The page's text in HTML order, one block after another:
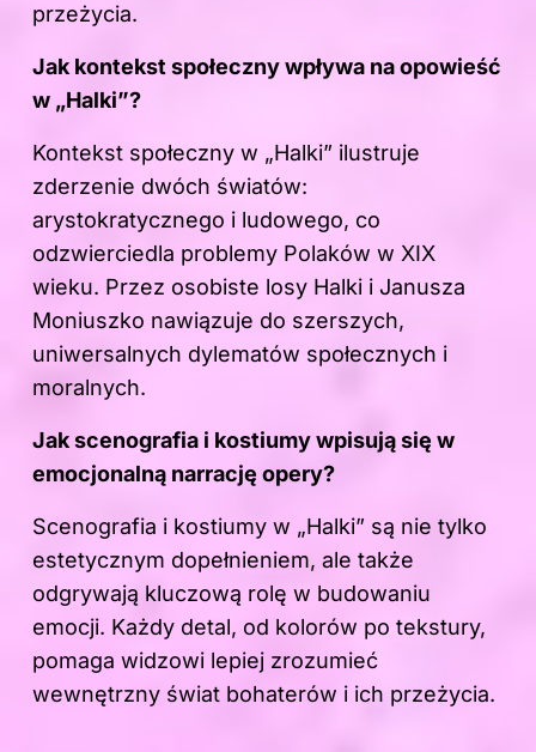
przeżycia.
Jak kontekst społeczny wpływa na opowieść
w „Halki”?
Kontekst społeczny w „Halki” ilustruje
zderzenie dwóch światów:
arystokratycznego i ludowego, co
odzwierciedla problemy Polaków w XIX
wieku. Przez osobiste losy Halki i Janusza
Moniuszko nawiązuje do szerszych,
uniwersalnych dylematów społecznych i
moralnych.
Jak scenografia i kostiumy wpisują się w
emocjonalną narrację opery?
Scenografia i kostiumy w „Halki” są nie tylko
estetycznym dopełnieniem, ale także
odgrywają kluczową rolę w budowaniu
emocji. Każdy detal, od kolorów po tekstury,
pomaga widzowi lepiej zrozumieć
wewnętrzny świat bohaterów i ich przeżycia.